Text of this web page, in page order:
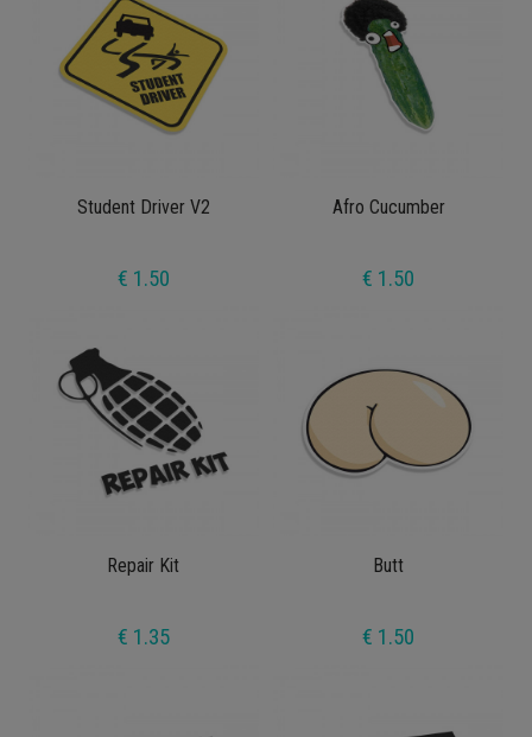
Student Driver V2
€ 1.50
Afro Cucumber
€ 1.50
Repair Kit
€ 1.35
Butt
€ 1.50